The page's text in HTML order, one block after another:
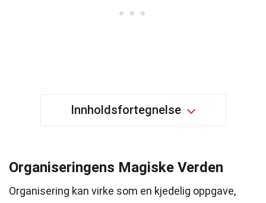
Innholdsfortegnelse
Organiseringens Magiske Verden
Organisering kan virke som en kjedelig oppgave,